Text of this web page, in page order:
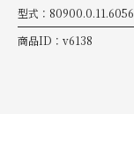
型式：80900.0.11.6056
商品ID：v6138